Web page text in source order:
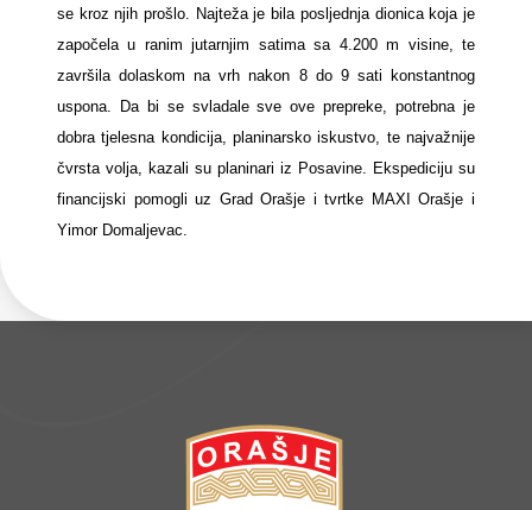
se kroz njih prošlo. Najteža je bila posljednja dionica koja je
započela u ranim jutarnjim satima sa 4.200 m visine, te
završila dolaskom na vrh nakon 8 do 9 sati konstantnog
uspona. Da bi se svladale sve ove prepreke, potrebna je
dobra tjelesna kondicija, planinarsko iskustvo, te najvažnije
čvrsta volja, kazali su planinari iz Posavine. Ekspediciju su
financijski pomogli uz Grad Orašje i tvrtke MAXI Orašje i
Yimor Domaljevac.